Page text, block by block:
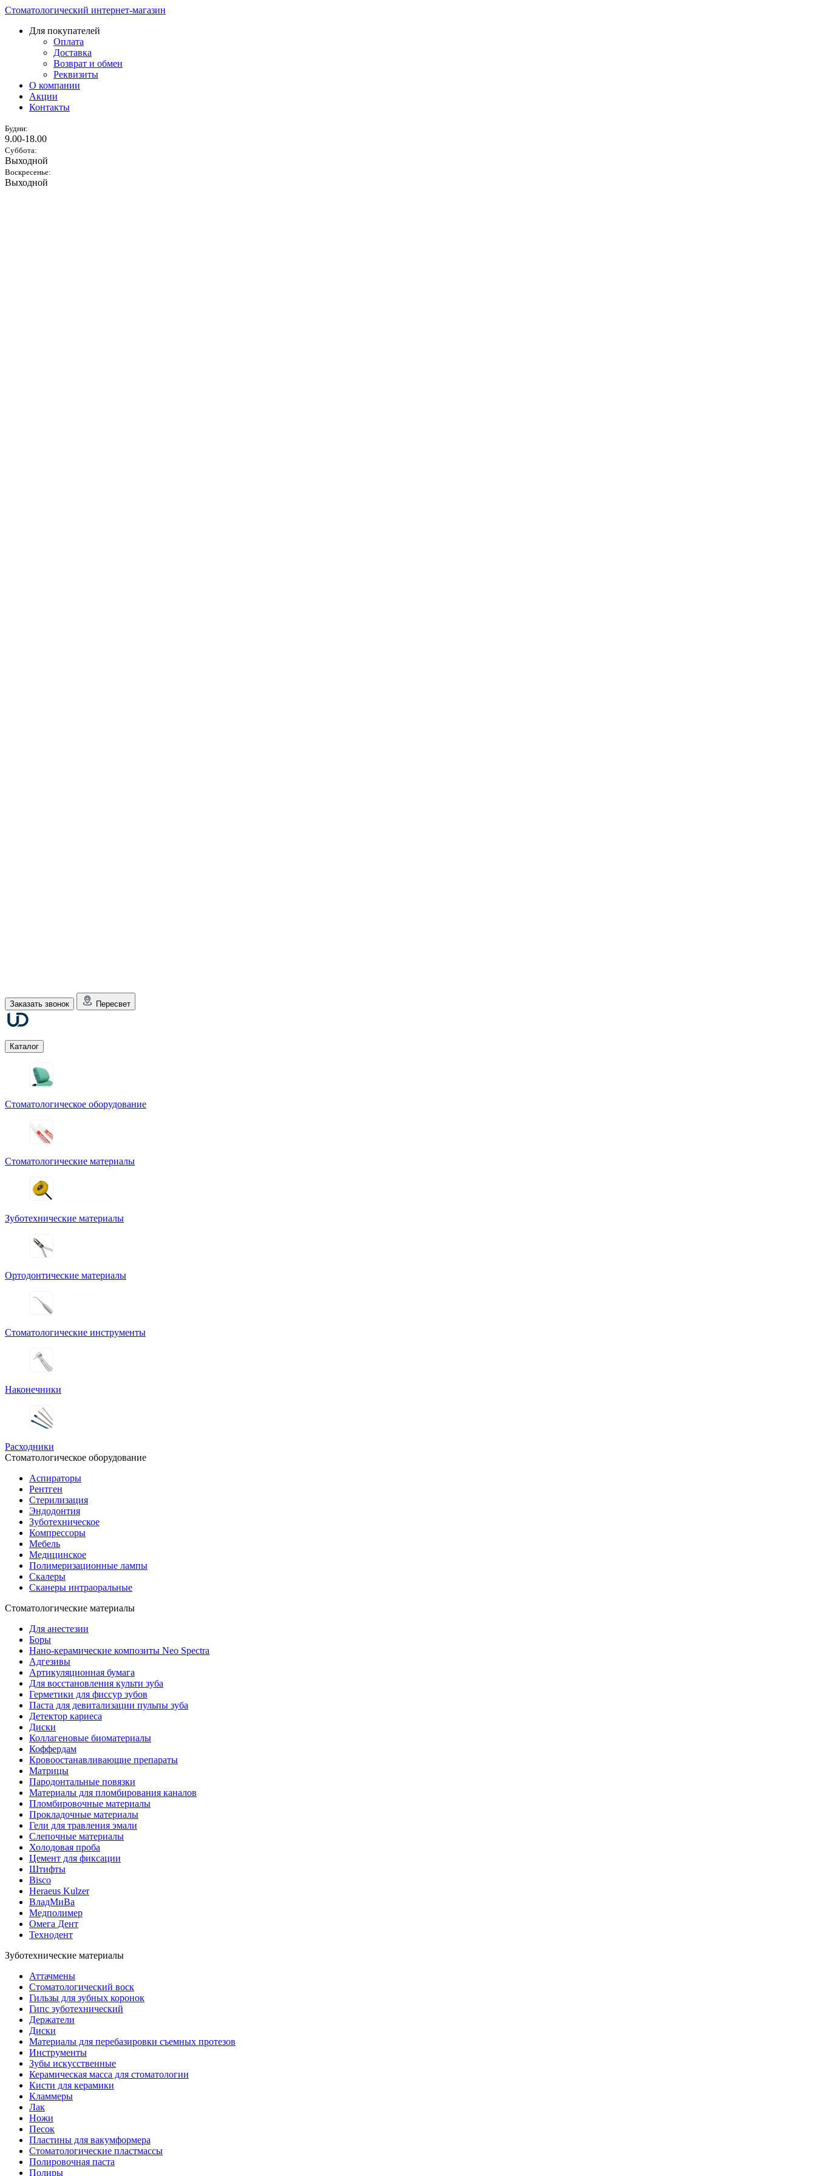
Стоматологический интернет-магазин
Для покупателей
Оплата
Доставка
Возврат и обмен
Реквизиты
О компании
Акции
Контакты
Будни:
9.00-18.00
Суббота:
Выходной
Воскресенье:
Выходной
Заказать звонок Пересвет
Каталог
Стоматологическое оборудование
Стоматологические материалы
Зуботехнические материалы
Ортодонтические материалы
Стоматологические инструменты
Наконечники
Расходники
Стоматологическое оборудование
Аспираторы
Рентген
Стерилизация
Эндодонтия
Зуботехническое
Компрессоры
Мебель
Медицинское
Полимеризационные лампы
Скалеры
Сканеры интраоральные
Стоматологические материалы
Для анестезии
Боры
Нано-керамические композиты Neo Spectra
Адгезивы
Артикуляционная бумага
Для восстановления культи зуба
Герметики для фиссур зубов
Паста для девитализации пульпы зуба
Детектор кариеса
Диски
Коллагеновые биоматериалы
Коффердам
Кровоостанавливающие препараты
Матрицы
Пародонтальные повязки
Материалы для пломбирования каналов
Пломбировочные материалы
Прокладочные материалы
Гели для травления эмали
Слепочные материалы
Холодовая проба
Цемент для фиксации
Штифты
Bisco
Heraeus Kulzer
ВладМиВа
Медполимер
Омега Дент
Технодент
Зуботехнические материалы
Аттачмены
Стоматологический воск
Гильзы для зубных коронок
Гипс зуботехнический
Держатели
Диски
Материалы для перебазировки съемных протезов
Инструменты
Зубы искусственные
Керамическая масса для стоматологии
Кисти для керамики
Кламмеры
Лак
Ножи
Песок
Пластины для вакумформера
Стоматологические пластмассы
Полировочная паста
Полиры